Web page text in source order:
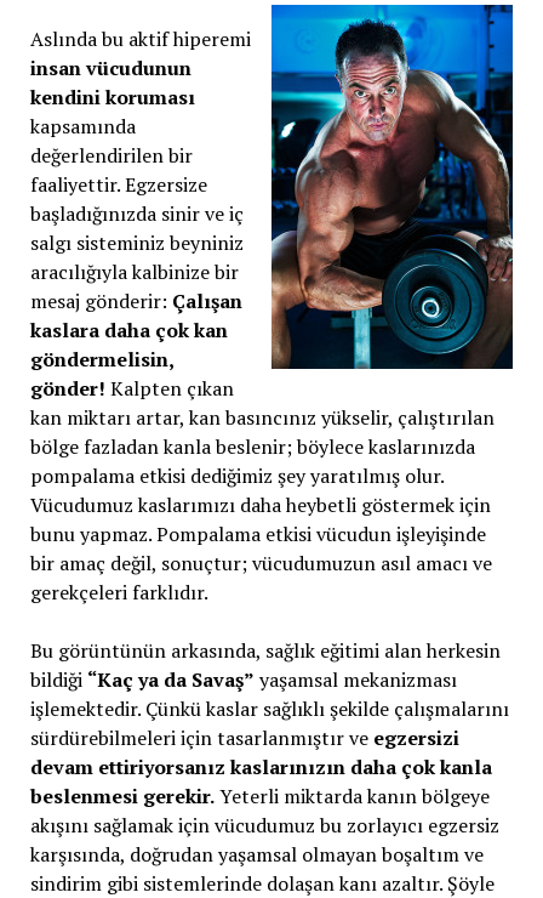
Aslında bu aktif hiperemi
insan vücudunun
kendini koruması
kapsamında
değerlendirilen bir
faaliyettir. Egzersize
başladığınızda sinir ve iç
salgı sisteminiz beyniniz
aracılığıyla kalbinize bir
mesaj gönderir: Çalışan
kaslara daha çok kan
göndermelisin,
gönder! Kalpten çıkan
kan miktarı artar, kan basıncınız yükselir, çalıştırılan
bölge fazladan kanla beslenir; böylece kaslarınızda
pompalama etkisi dediğimiz şey yaratılmış olur.
Vücudumuz kaslarımızı daha heybetli göstermek için
bunu yapmaz. Pompalama etkisi vücudun işleyişinde
bir amaç değil, sonuçtur; vücudumuzun asıl amacı ve
gerekçeleri farklıdır.
Bu görüntünün arkasında, sağlık eğitimi alan herkesin
bildiği “Kaç ya da Savaş” yaşamsal mekanizması
işlemektedir. Çünkü kaslar sağlıklı şekilde çalışmalarını
sürdürebilmeleri için tasarlanmıştır ve egzersizi
devam ettiriyorsanız kaslarınızın daha çok kanla
beslenmesi gerekir.Yeterli miktarda kanın bölgeye
akışını sağlamak için vücudumuz bu zorlayıcı egzersiz
karşısında, doğrudan yaşamsal olmayan boşaltım ve
sindirim gibi sistemlerinde dolaşan kanı azaltır. Şöyle